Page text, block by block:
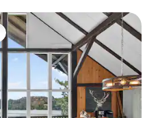
les plus aimés